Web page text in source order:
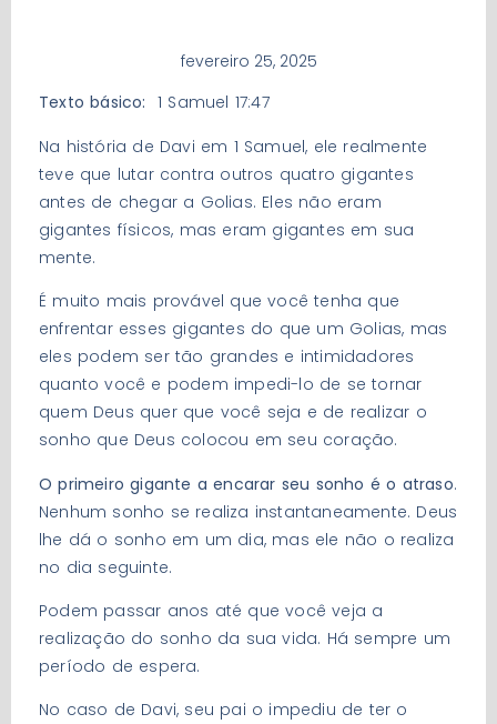
fevereiro 25, 2025
Texto básico: 1 Samuel 17:47
Na história de Davi em 1 Samuel, ele realmente
teve que lutar contra outros quatro gigantes
antes de chegar a Golias. Eles não eram
gigantes físicos, mas eram gigantes em sua
mente.
É muito mais provável que você tenha que
enfrentar esses gigantes do que um Golias, mas
eles podem ser tão grandes e intimidadores
quanto você e podem impedi-lo de se tornar
quem Deus quer que você seja e de realizar o
sonho que Deus colocou em seu coração.
O primeiro gigante a encarar seu sonho é o atraso.
Nenhum sonho se realiza instantaneamente. Deus
lhe dá o sonho em um dia, mas ele não o realiza
no dia seguinte.
Podem passar anos até que você veja a
realização do sonho da sua vida. Há sempre um
período de espera.
No caso de Davi, seu pai o impediu de ter o